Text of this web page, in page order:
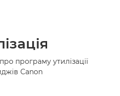
програму утилізації
Canon